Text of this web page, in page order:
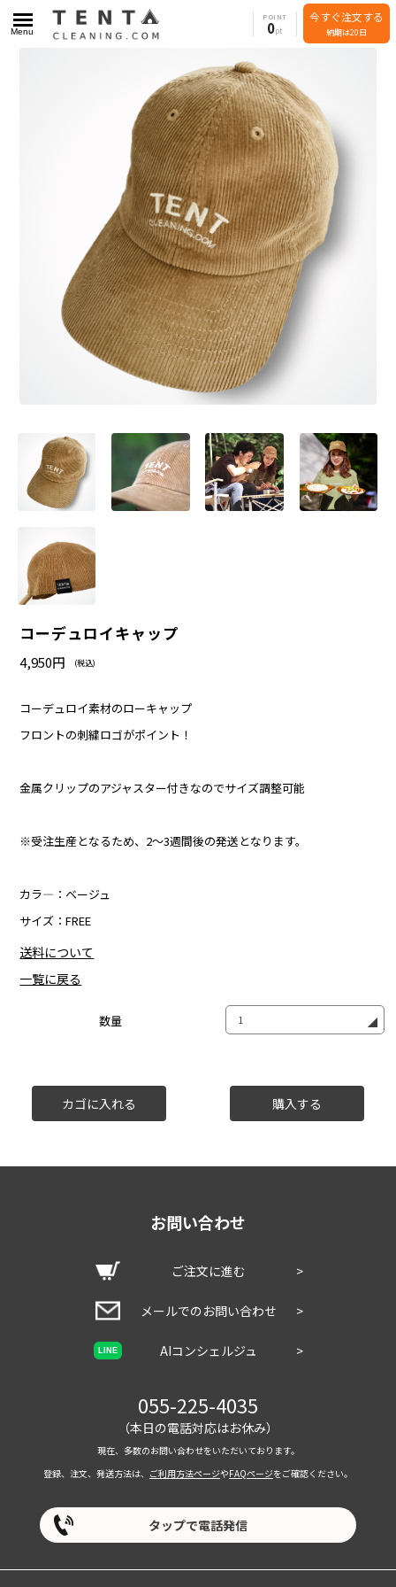
POINT
0
今すぐ注文する
納期は20日
Menu
コーデュロイキャップ
4,950円 (税込)
コーデュロイ素材のローキャップ
フロントの刺繍ロゴがポイント！
金属クリップのアジャスター付きなのでサイズ調整可能
※受注生産となるため、2～3週間後の発送となります。
カラ―：ベージュ
サイズ：FREE
送料について
一覧に戻る
数量
お問い合わせ
ご注文に進む >
メールでのお問い合わせ >
LINE AIコンシェルジュ >
055-225-4035
（本日の電話対応はお休み）
現在、多数のお問い合わせをいただいております。
登録、注文、発送方法は、 ご利用方法ページやFAQページをご確認ください。
タップで電話発信